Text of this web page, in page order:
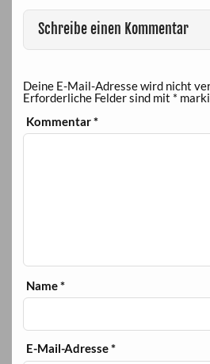
Schreibe einen Kommentar
Deine E-Mail-Adresse wird nicht
Erforderliche Felder sind mit *
Kommentar*
Name*
E-Mail-Adresse*